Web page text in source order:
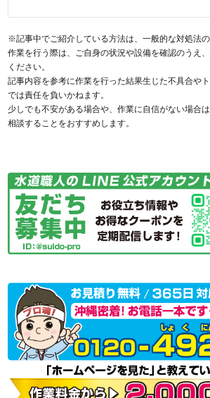
※記事中でご紹介している方法は、一般的な対処法の
作業を行う際は、ご自身の状況や設備を確認のうえ
ください。
記事内容を参考に作業を行った結果生じた不具合や
では責任を負いかねます。
少しでも不安がある場合や、作業に自信がない場合
相談することをおすすめします。